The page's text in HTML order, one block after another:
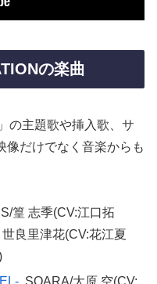
の楽曲
の主題歌や挿入歌、サ
像だけでなく音楽からも
篁 志季(CV:江口拓
良里津花(CV:花江夏
SOARA/大原 空(CV: